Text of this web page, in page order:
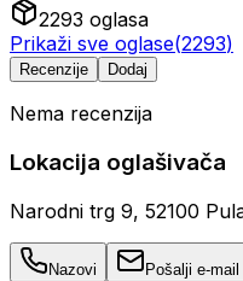
2293 oglasa
Prikaži sve oglase(2293)
Recenzije Dodaj
Nema recenzija
Lokacija oglašivača
Narodni trg 9, 52100
Nazovi Pošalji e-mail